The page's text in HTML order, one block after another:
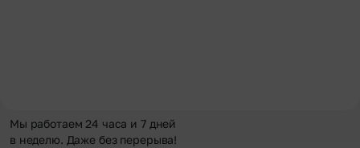
Мы работаем 24 часа и 7 дней
в неделю. Даже без перерыва!